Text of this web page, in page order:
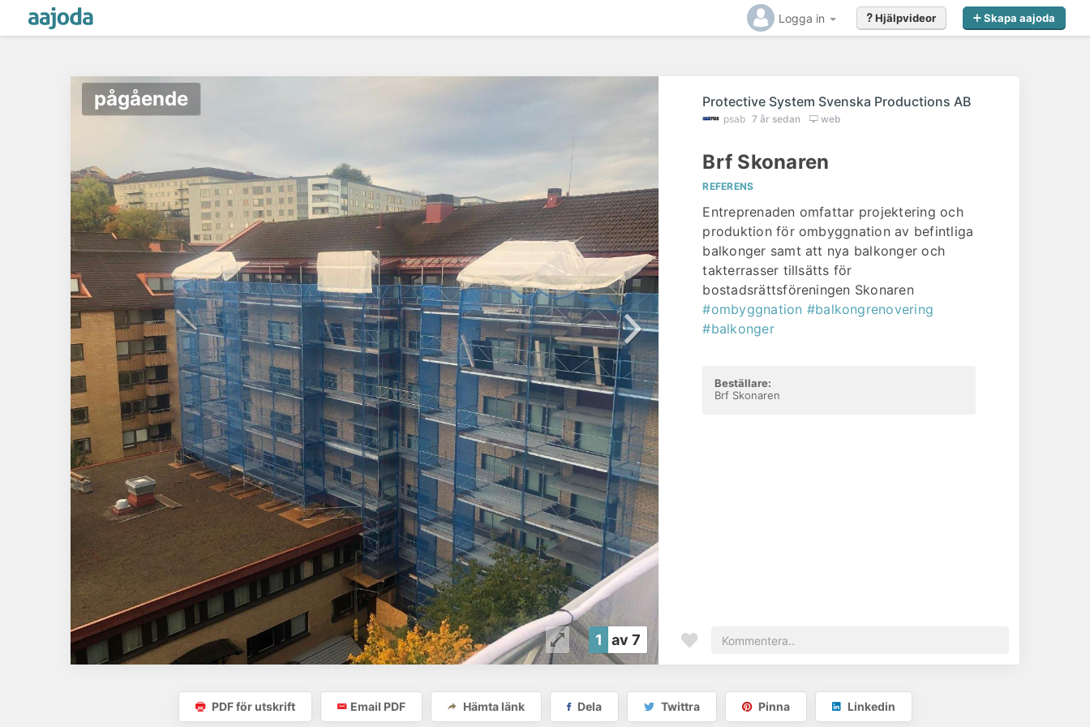
Logga in Skapa aajoda
Hjälpvideor
pågående pågående
1 av 7
Protective System Svenska Productions AB
psab 7 år sedan web
Brf Skonaren
REFERENS
Entreprenaden omfattar projektering och
produktion för ombyggnation av befintliga
balkonger samt att nya balkonger och
takterrasser tillsätts för
bostadsrättsföreningen Skonaren
#ombyggnation #balkongrenovering
#balkonger
Beställare:
Brf Skonaren
PDF för utskrift Email PDF Hämta länk Dela Twittra Pinna Linkedin